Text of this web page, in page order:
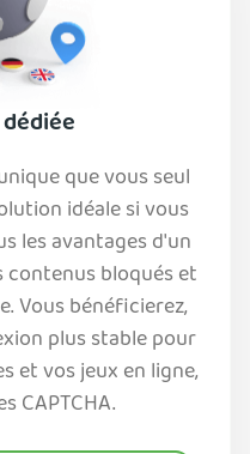
que vous seul
idéale si vous
les avantages d'un
contenus bloqués et
Vous bénéficierez,
plus stable pour
et vos jeux en ligne,
CAPTCHA.